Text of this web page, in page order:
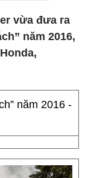
vừa đưa ra
năm 2016,